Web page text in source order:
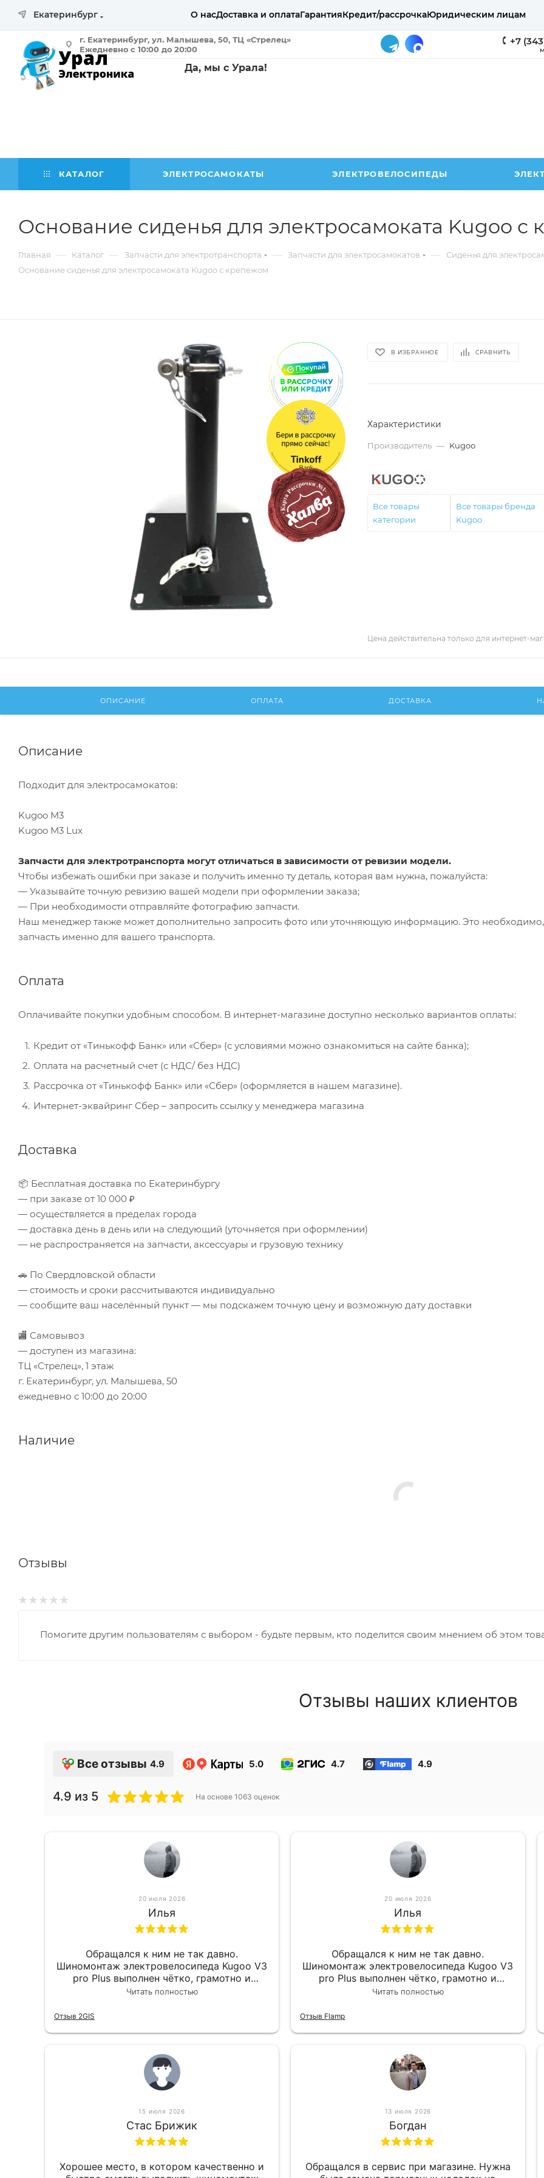
Екатеринбург О насДоставка и оплатаГарантияКредит/рассрочкаЮридическим лицам
г. Екатеринбург, ул. Малышева, 50, ТЦ «Стрелец»
Ежедневно с 10:00 до 20:00
+7
Да, мы с Урала!
КАТАЛОГ ЭЛЕКТРОСАМОКАТЫ ЭЛЕКТРОВЕЛОСИПЕДЫ
Основание сиденья для электросамоката Kugoo с
Главная — Каталог — Запчасти для электротранспорта — Запчасти для электросамокатов — Сиденья для
Основание сиденья для электросамоката Kugoo с крепежом
В ИЗБРАННОЕ СРАВНИТЬ
Характеристики
Производитель — Kugoo
Все товары
категории
Все товары бренда
Kugoo
Цена действительна только для интернет-
ОПИСАНИЕ ОПЛАТА ДОСТАВКА
Описание
Подходит для электросамокатов:
Kugoo M3
Kugoo M3 Lux
Запчасти для электротранспорта могут отличаться в зависимости от ревизии модели.
Чтобы избежать ошибки при заказе и получить именно ту деталь, которая вам нужна, пожалуйста:
— Указывайте точную ревизию вашей модели при оформлении заказа;
— При необходимости отправляйте фотографию запчасти.
Наш менеджер также может дополнительно запросить фото или уточняющую информацию. Это
запчасть именно для вашего транспорта.
Оплата
Оплачивайте покупки удобным способом. В интернет-магазине доступно несколько вариантов оплаты:
Кредит от «Тинькофф Банк» или «Сбер» (с условиями можно ознакомиться на сайте банка);
Оплата на расчетный счет (с НДС/ без НДС)
Рассрочка от «Тинькофф Банк» или «Сбер» (оформляется в нашем магазине).
Интернет-эквайринг Сбер – запросить ссылку у менеджера магазина
Доставка
📦 Бесплатная доставка по Екатеринбургу
— при заказе от 10 000 ₽
— осуществляется в пределах города
— доставка день в день или на следующий (уточняется при оформлении)
— не распространяется на запчасти, аксессуары и грузовую технику
🚗 По Свердловской области
— стоимость и сроки рассчитываются индивидуально
— сообщите ваш населённый пункт — мы подскажем точную цену и возможную дату доставки
🏬 Самовывоз
— доступен из магазина:
ТЦ «Стрелец», 1 этаж
г. Екатеринбург, ул. Малышева, 50
ежедневно с 10:00 до 20:00
Наличие
Отзывы
Помогите другим пользователям с выбором - будьте первым, кто поделится своим мнением об этом
Отзывы наших клиентов
Все отзывы 4.9 5.0 4.7 4.9
4.9 из 5 На основе 1063 оценок
20 июля 2026
Илья
Обращался к ним не так давно.
Шиномонтаж электровелосипеда Kugoo V3
pro Plus выполнен чётко, грамотно и
квалифицированно. Всё сделано
Читать полностью
Отзыв 2GIS
20 июля 2026
Илья
Обращался к ним не так давно.
Шиномонтаж электровелосипеда Kugoo V3
pro Plus выполнен чётко, грамотно и
квалифицированно. Всё сделано
Читать полностью
Отзыв Flamp
15 июля 2026
Стас Брижик
Хорошее место, в котором качественно и
13 июля 2026
Богдан
Обращался в сервис при магазине. Нужна